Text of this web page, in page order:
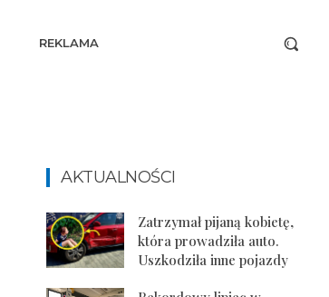
REKLAMA
AKTUALNOŚCI
Zatrzymał pijaną kobietę,
która prowadziła auto.
Uszkodziła inne pojazdy